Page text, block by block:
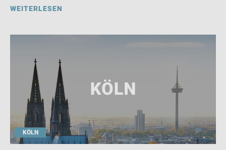
WEITERLESEN
KÖLN